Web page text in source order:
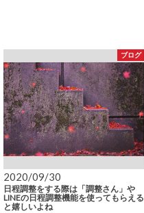
ブログ
2020/09/30
日程調整をする際は「調整さん」や
LINEの日程調整機能を使ってもらえる
と嬉しいよね